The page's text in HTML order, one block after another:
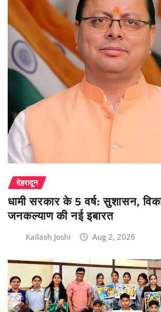
देहरादून
धामी सरकार के 5 वर्ष: सुशासन,
जनकल्याण की नई इबारत
Kailash Joshi Aug 2, 2026